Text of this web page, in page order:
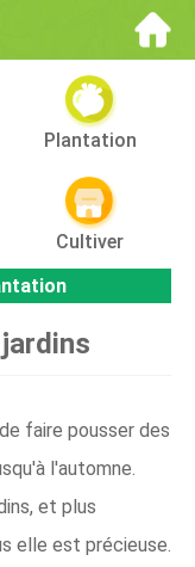
Plantation
Cultiver
faire pousser des
l'automne.
et plus
elle est précieuse.